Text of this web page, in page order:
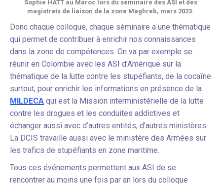
Sophie HATT au Maroc lors du séminaire des ASI et des
magistrats de liaison de la zone Maghreb, mars 2023.
Donc chaque colloque, chaque séminaire a une thématique
qui permet de contribuer à enrichir nos connaissances
dans la zone de compétences. On va par exemple se
réunir en Colombie avec les ASI d’Amérique sur la
thématique de la lutte contre les stupéfiants, de la cocaïne
surtout, pour enrichir les informations en présence de la
MILDECA qui est la Mission interministérielle de la lutte
contre les drogues et les conduites addictives et
échanger aussi avec d’autres entités, d’autres ministères.
La DCIS travaille aussi avec le ministère des Armées sur
les trafics de stupéfiants en zone maritime.
Tous ces événements permettent aux ASI de se
rencontrer au moins une fois par an lors du colloque